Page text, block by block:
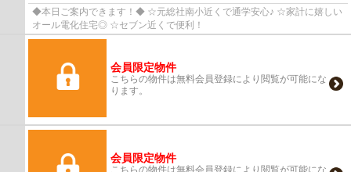
◆本日ご案内できます！◆ ☆元総社南小近くで通学安心♪ ☆家計に嬉しい
オール電化住宅◎ ☆セブン近くで便利！
会員限定物件
こちらの物件は無料会員登録により閲覧が可能にな
ります。
会員限定物件